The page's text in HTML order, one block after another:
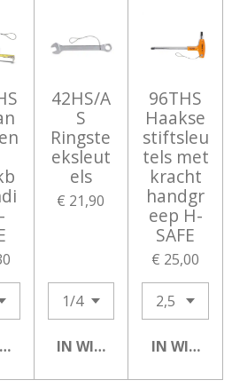
42HS/A
S
Ringste
eksleut
els
€ 21,90
IN WINKELWAGEN
96THS
Haakse
stiftsleu
tels met
kracht
handgr
eep H-
SAFE
€ 25,00
IN